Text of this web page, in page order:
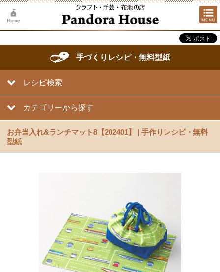
手づくりレシピ・無料型紙
レシピ検索
カテゴリーから探す
お弁当入れ&ランチマット8【202401】 | 手作りレシピ・無料
型紙